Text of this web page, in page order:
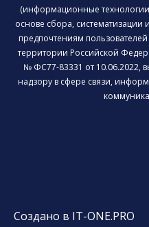
(информационные
основе сбора, систематизации
предпочтениям
территории Российской
№ ФС77-83331 от 10.06.2022,
надзору в сфере связи,
Создано в IT-ONE.PRO